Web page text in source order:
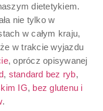
dietetykiem.
nie tylko w
w całym kraju,
w trakcie wyjazdu
, oprócz opisywanej
, standard bez ryb,
IG, bez glutenu i
.